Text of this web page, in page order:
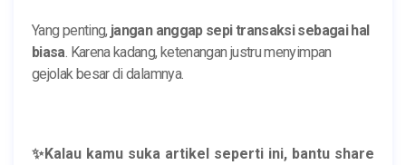
Yang penting, jangan anggap sepi transaksi sebagai hal
biasa . Karena kadang, ketenangan justru menyimpan
gejolak besar di dalamnya.
✨Kalau kamu suka artikel seperti ini, bantu share